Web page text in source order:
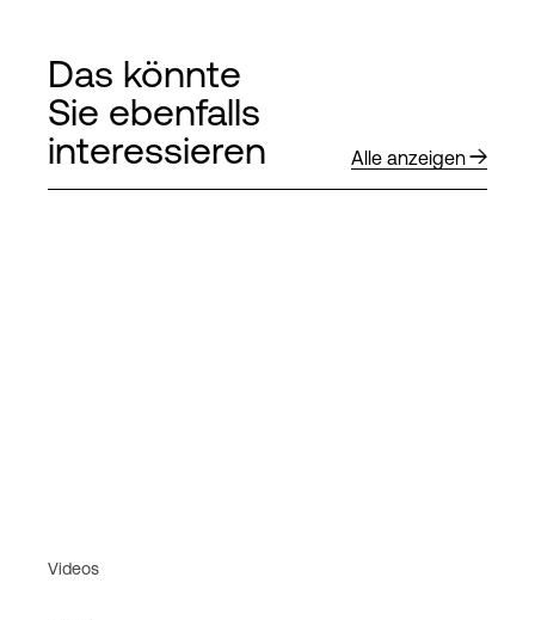
Das könnte
Sie ebenfalls
interessieren
Alle anzeigen
Videos